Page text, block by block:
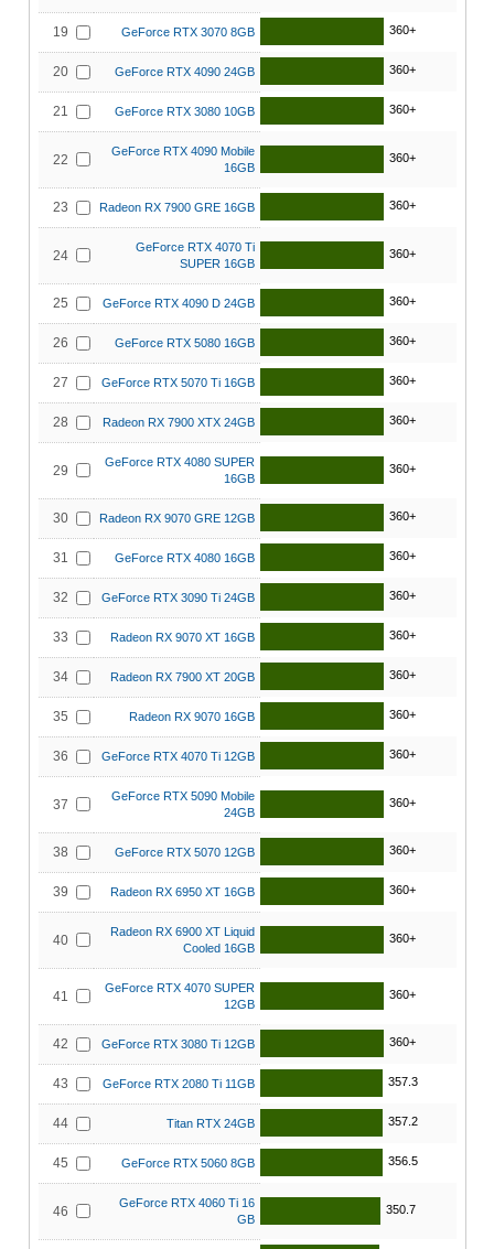
19 GeForce RTX 3070 8GB 360+
20 GeForce RTX 4090 24GB 360+
21 GeForce RTX 3080 10GB 360+
22
GeForce RTX 4090 Mobile
16GB
360+
23 Radeon RX 7900 GRE 16GB 360+
24
GeForce RTX 4070 Ti
SUPER 16GB
360+
25 GeForce RTX 4090 D 24GB 360+
26 GeForce RTX 5080 16GB 360+
27 GeForce RTX 5070 Ti 16GB 360+
28 Radeon RX 7900 XTX 24GB 360+
29
GeForce RTX 4080 SUPER
16GB
360+
30 Radeon RX 9070 GRE 12GB 360+
31 GeForce RTX 4080 16GB 360+
32 GeForce RTX 3090 Ti 24GB 360+
33 Radeon RX 9070 XT 16GB 360+
34 Radeon RX 7900 XT 20GB 360+
35 Radeon RX 9070 16GB 360+
36 GeForce RTX 4070 Ti 12GB 360+
37
GeForce RTX 5090 Mobile
24GB
360+
38 GeForce RTX 5070 12GB 360+
39 Radeon RX 6950 XT 16GB 360+
40
Radeon RX 6900 XT Liquid
Cooled 16GB
360+
41
GeForce RTX 4070 SUPER
12GB
360+
42 GeForce RTX 3080 Ti 12GB 360+
43 GeForce RTX 2080 Ti 11GB 357.3
44 Titan RTX 24GB 357.2
45 GeForce RTX 5060 8GB 356.5
46
GeForce RTX 4060 Ti 16
GB
350.7